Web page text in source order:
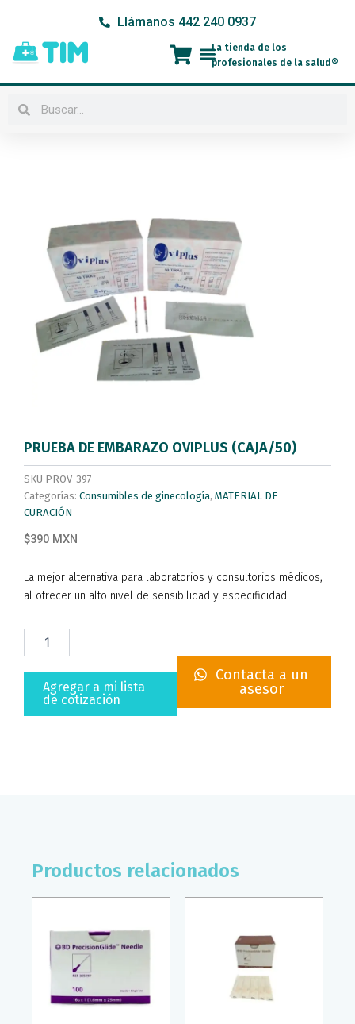
contenido
Llámanos 442 240 0937
Menú
La tienda de los
profesionales de la salud®
Buscar
PRUEBA DE EMBARAZO OVIPLUS (CAJA/50)
SKU PROV-397
Categorías: Consumibles de ginecología, MATERIAL DE
CURACIÓN
$390 MXN
La mejor alternativa para laboratorios y consultorios médicos,
al ofrecer un alto nivel de sensibilidad y especificidad.
PRUEBA
OVIPLUS
(CAJA/50)
Agregar a mi lista
de cotización
Contacta a un
asesor
Productos relacionados